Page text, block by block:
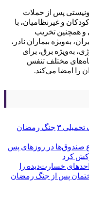
پس از حملات
و غیرنظامیان، با
و همچنین تخریب
به‌ویژه بیماران نادر،
به‌ویژه برق، برای
مختلف تنفس
را امضا می‌کند.
۳
جنگ رمضان
به انواع صندوق‌ها در روزهای پس
کرد
خسارت‌دیده را
پس از جنگ رمضان